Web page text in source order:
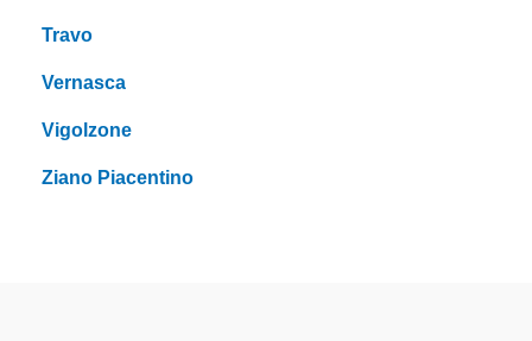
Travo
Vernasca
Vigolzone
Ziano Piacentino